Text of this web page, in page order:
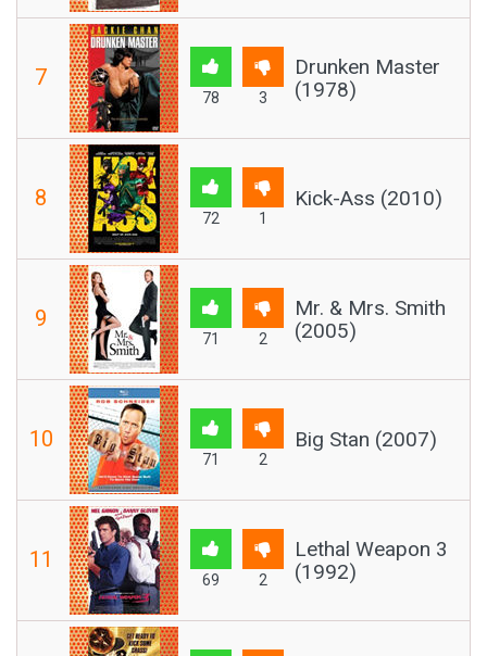
7
78 3
Drunken Master
(1978)
8
72 1
Kick-Ass (2010)
9
71 2
Mr. & Mrs. Smith
(2005)
10
71 2
Big Stan (2007)
11
69 2
Lethal Weapon 3
(1992)